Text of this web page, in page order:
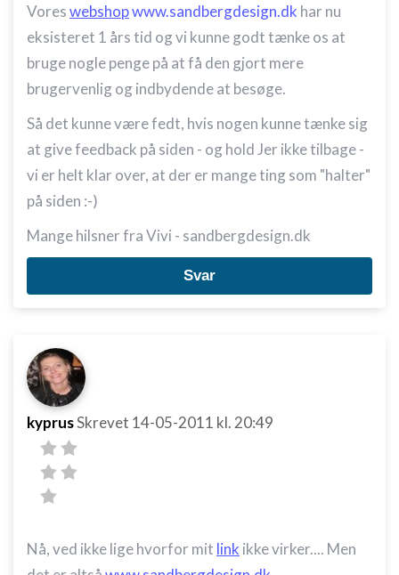
Voreswebshopwww.sandbergdesign.dk har nu
eksisteret 1 års tid og vi kunne godt tænke os at
bruge nogle penge på at få den gjort mere
brugervenlig og indbydende at besøge.
Så det kunne være fedt, hvis nogen kunne tænke sig
at give feedback på siden - og hold Jer ikke tilbage -
vi er helt klar over, at der er mange ting som "halter"
på siden :-)
Mange hilsner fra Vivi - sandbergdesign.dk
Svar
kyprusSkrevet 14-05-2011 kl. 20:49
Nå, ved ikke lige hvorfor mit link ikke virker.... Men